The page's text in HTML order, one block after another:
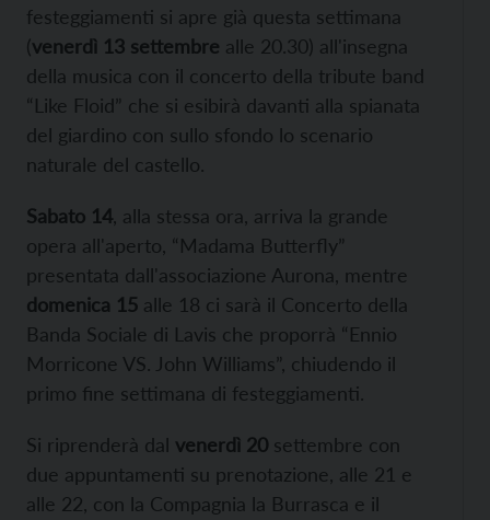
festeggiamenti si apre già questa settimana
(venerdì 13 settembre alle 20.30) all'insegna
della musica con il concerto della tribute band
“Like Floid” che si esibirà davanti alla spianata
del giardino con sullo sfondo lo scenario
naturale del castello.
Sabato 14 , alla stessa ora, arriva la grande
opera all'aperto, “Madama Butterfly”
presentata dall'associazione Aurona, mentre
domenica 15 alle 18 ci sarà il Concerto della
Banda Sociale di Lavis che proporrà “Ennio
Morricone VS. John Williams”, chiudendo il
primo fine settimana di festeggiamenti.
Si riprenderà dal venerdì 20 settembre con
due appuntamenti su prenotazione, alle 21 e
alle 22, con la Compagnia la Burrasca e il